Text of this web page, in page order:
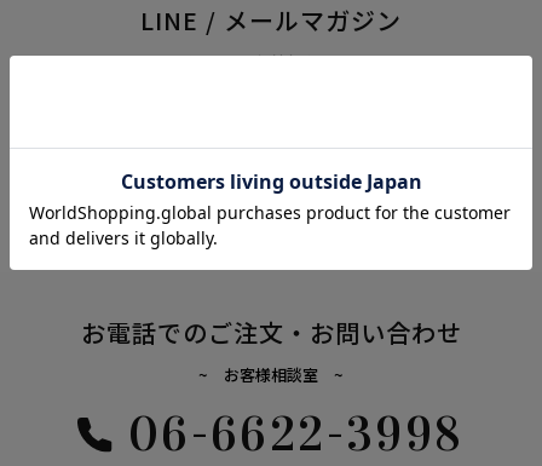
LINE / メールマガジン
~ シンクビー！の最新情報をお届けします ~
メルマガ登録
お電話でのご注文・お問い合わせ
~ お客様相談室 ~
06-6622-3998